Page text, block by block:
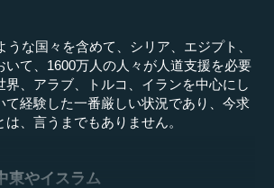
な国々を含めて、シリア、エジプト、
て、1600万人の人々が人道支援を必要
、アラブ、トルコ、イランを中心にし
経験した一番厳しい状況であり、今求
、言うまでもありません。
東やイスラム